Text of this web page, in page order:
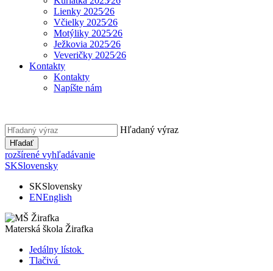
Lienky 2025⁄26
Včielky 2025⁄26
Motýliky 2025⁄26
Ježkovia 2025⁄26
Veveričky 2025⁄26
Kontakty
Kontakty
Napíšte nám
Hľadaný výraz
Hľadať
rozšírené vyhľadávanie
SKSlovensky
SKSlovensky
ENEnglish
Materská škola Žirafka
Jedálny lístok
Tlačivá